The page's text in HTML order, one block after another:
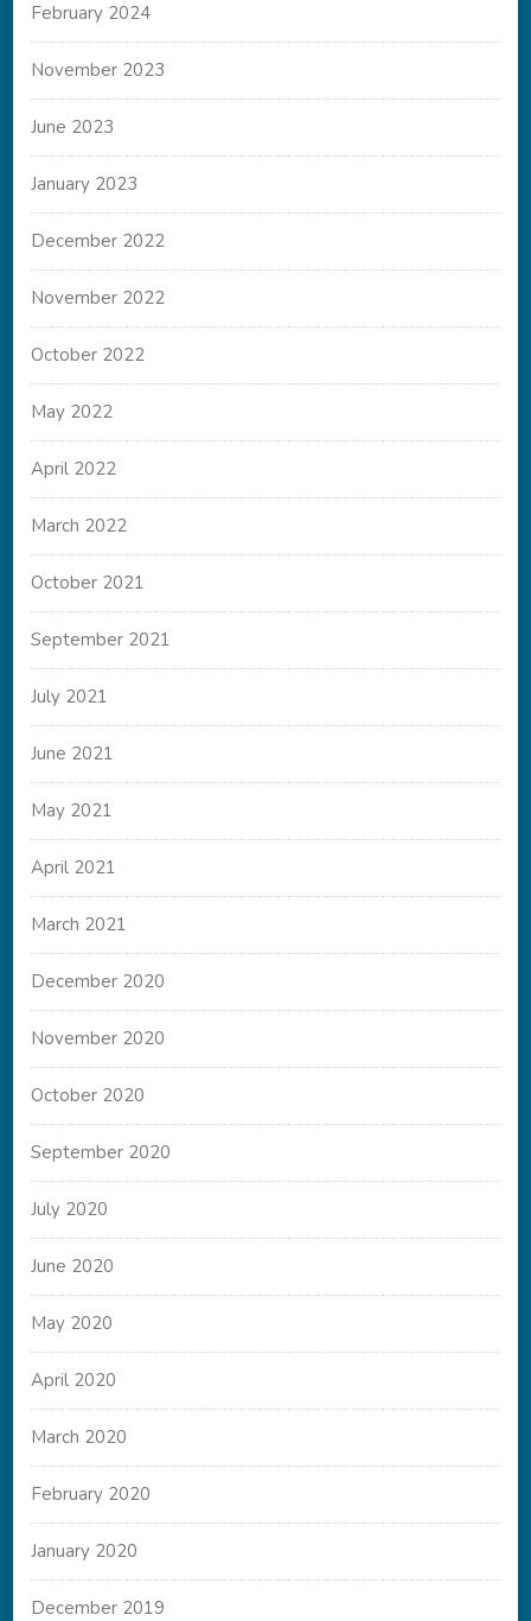
February 2024
November 2023
June 2023
January 2023
December 2022
November 2022
October 2022
May 2022
April 2022
March 2022
October 2021
September 2021
July 2021
June 2021
May 2021
April 2021
March 2021
December 2020
November 2020
October 2020
September 2020
July 2020
June 2020
May 2020
April 2020
March 2020
February 2020
January 2020
December 2019